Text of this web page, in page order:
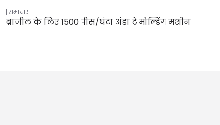
समाचार
ब्राजील के लिए 1500 पीस/घंटा अंडा ट्रे मोल्डिंग मशीन